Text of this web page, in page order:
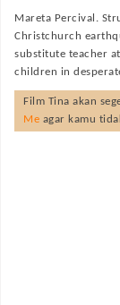
Mareta Percival.
Christchurch
substitute teacher
children in
Film Tina akan
Me agar kamu